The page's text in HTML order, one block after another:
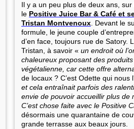
Il y a un peu plus de deux ans,
le Positive Juice Bar & Café et
Tristan Montvenoux. Devant le
formule, le jeune couple
d’en face, toujours rue de Satory.
Tristan, à savoir « un endroit où
chaleureux proposant des
végétalienne, car cette offre
de locaux ? C’est Odette qui nous
et cela entraînait parfois des
envie de pouvoir accueillir plus de
C’est chose faite avec le Positive
désormais une quarantaine de
grande terrasse aux beaux jours.